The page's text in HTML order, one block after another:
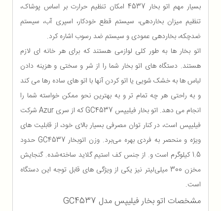
بسیار مهم اتو بخار 4537 امکان تنظیم حرارت بر اساس پوشاک،
تنظیم میزان بخاردهی، سیستم قطع خودکار، اسپری آب، سیستم
ضدچکه، بخاردهی عمودی و سیستم ضد رسوب اشاره کرد.
اتو بخار ها به طور کلی لوازمی هستند که برای هر خانه ای لازم
هستند. دستگاه های اتو بخار شما را از شر و سختی و هزینه دادن
لباس ها به خشک شویی یا اتو کردن آنها با اتو های ساده رها می کند
و به راحتی هر چه تمام تر و به بهترین نحو ممکن خواسته شما را
انجام می دهد. اتو بخار فیلیپس GC4537 که از سری Azur شرکت
فیلیپس است، در کنار توان مصرفی بسیار بالای خود، از قابلیت های
ویژه و منحصر به فردی بهره می‌برد. وزن اتوبخار GC4537 حدود
1.5 کیلوگرم است و. از جنس کف استیم گلاید ساخته‌شده. گنجایش
مخزن 300 میلی‌لیتر نیز یکی از ویژگی های قابل توجه این دستگاه
است.
مشخصات اتو بخار فیلیپس مدل GC4537